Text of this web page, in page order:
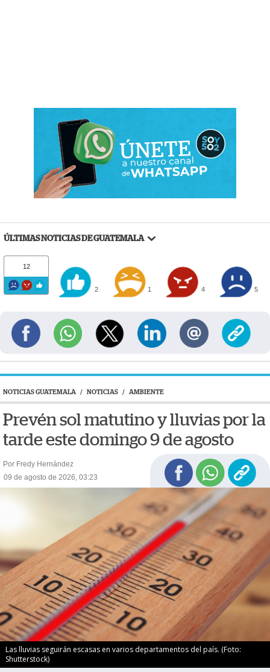
ÚLTIMAS NOTICIAS DE GUATEMALA
12
2 1 4 5
NOTICIAS GUATEMALA / NOTICIAS / AMBIENTE
Prevén sol matutino y lluvias por la
tarde este domingo 9 de agosto
Por Fredy Hernández
09 de agosto de 2026, 03:23
Las lluvias seguirán escasas en varios departamentos del país. (Foto:
Shutterstock)